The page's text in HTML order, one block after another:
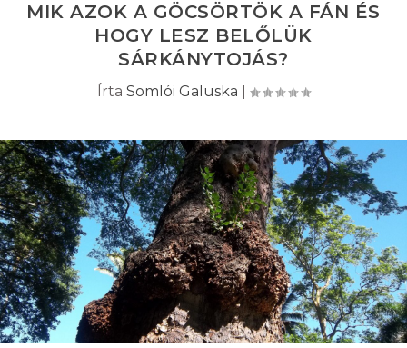
MIK AZOK A GÖCSÖRTÖK A FÁN ÉS
HOGY LESZ BELŐLÜK
SÁRKÁNYTOJÁS?
Írta Somlói Galuska